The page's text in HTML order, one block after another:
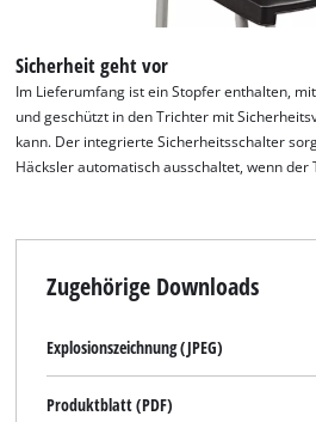
Sicherheit geht vor
Im Lieferumfang ist ein Stopfer enthalten,
und geschützt in den Trichter mit
kann. Der integrierte Sicherheitsschalter
Häcksler automatisch ausschaltet, wenn
Zugehörige Downloads
Explosionszeichnung (JPEG)
Produktblatt (PDF)